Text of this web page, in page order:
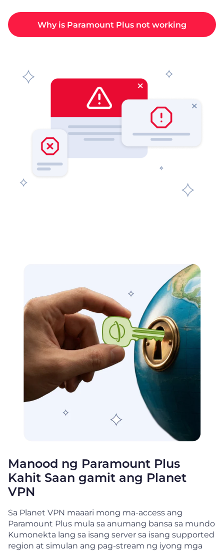
Why is Paramount Plus not working
Manood ng Paramount Plus
Kahit Saan gamit ang Planet
VPN
Sa Planet VPN maaari mong ma-access ang
Paramount Plus mula sa anumang bansa sa mundo
Kumonekta lang sa isang server sa isang supported
region at simulan ang pag-stream ng iyong mga